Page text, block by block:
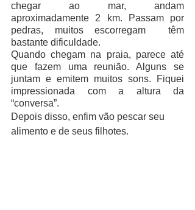
chegar ao mar, andam
aproximadamente 2 km. Passam por
pedras, muitos escorregam  têm
bastante dificuldade.
Quando chegam na praia, parece até
que fazem uma reunião. Alguns se
juntam e emitem muitos sons. Fiquei
impressionada com a altura da
“conversa”.
Depois disso, enfim vão pescar seu
alimento e de seus filhotes.